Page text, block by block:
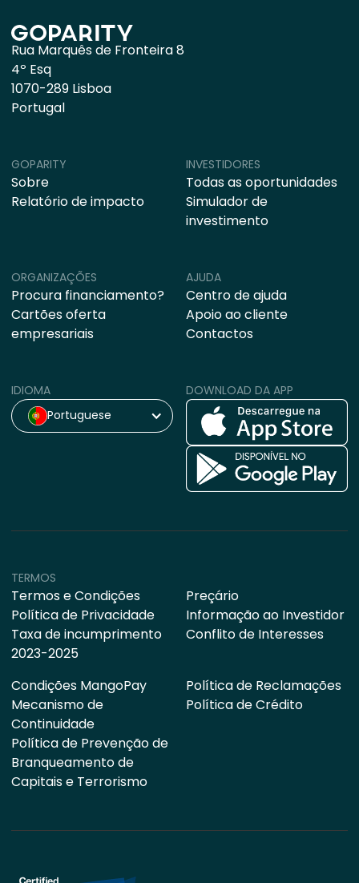
Rua Marquês de Fronteira 8
4º Esq
1070-289 Lisboa
Portugal
ORGANIZAÇÕES
Procura financiamento?
Cartões oferta
empresariais
AJUDA
Centro de ajuda
Apoio ao cliente
Contactos
GOPARITY
Sobre
Relatório de impacto
INVESTIDORES
Todas as oportunidades
Simulador de
investimento
IDIOMA
Portuguese
DOWNLOAD DA APP
TERMOS
Termos e Condições
Política de Privacidade
Taxa de incumprimento
2023-2025
Preçário
Informação ao Investidor
Conflito de Interesses
Condições MangoPay
Mecanismo de
Continuidade
Política de Prevenção de
Branqueamento de
Capitais e Terrorismo
Política de Reclamações
Política de Crédito